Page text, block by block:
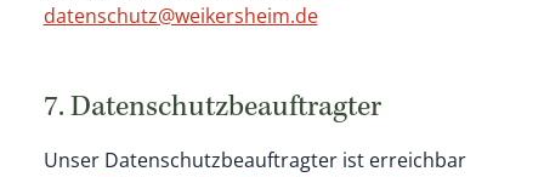
datenschutz@weikersheim.de
7. Datenschutzbeauftragter
Unser Datenschutzbeauftragter ist erreichbar